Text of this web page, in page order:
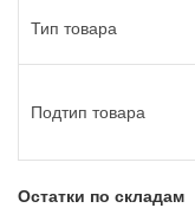
Тип товара
Подтип товара
Остатки по складам